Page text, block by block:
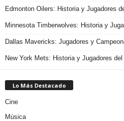
Edmonton Oilers: Historia y Jugadores
Minnesota Timberwolves: Historia y
Dallas Mavericks: Jugadores y
New York Mets: Historia y Jugadores del
Lo Más Destacado
Cine
Música